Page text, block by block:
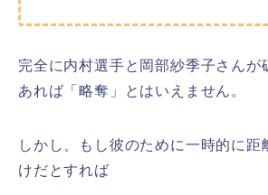
完全に内村選手と岡部紗季子さんが
あれば「略奪」とはいえません。
しかし、もし彼のために一時的に距
けだとすれば